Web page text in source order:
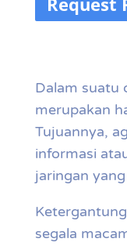
Dalam suatu
merupakan
Tujuannya,
informasi
jaringan
segala